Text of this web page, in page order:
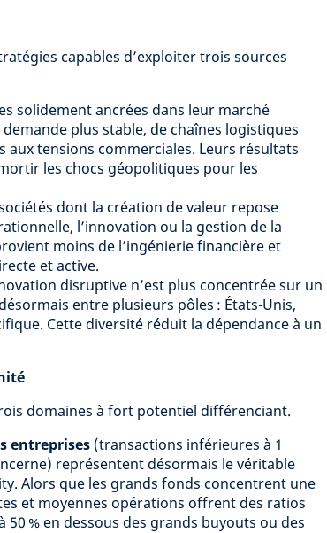
capables d’exploiter trois sources
solidement ancrées dans leur marché
plus stable, de chaînes logistiques
aux tensions commerciales. Leurs résultats
les chocs géopolitiques pour les
dont la création de valeur repose
l’innovation ou la gestion de la
moins de l’ingénierie financière et
et active.
disruptive n’est plus concentrée sur un
entre plusieurs pôles : États-Unis,
Cette diversité réduit la dépendance à un
domaines à fort potentiel différenciant.
entreprises (transactions inférieures à 1
représentent désormais le véritable
Alors que les grands fonds concentrent une
et moyennes opérations offrent des ratios
50 % en dessous des grands buyouts ou des